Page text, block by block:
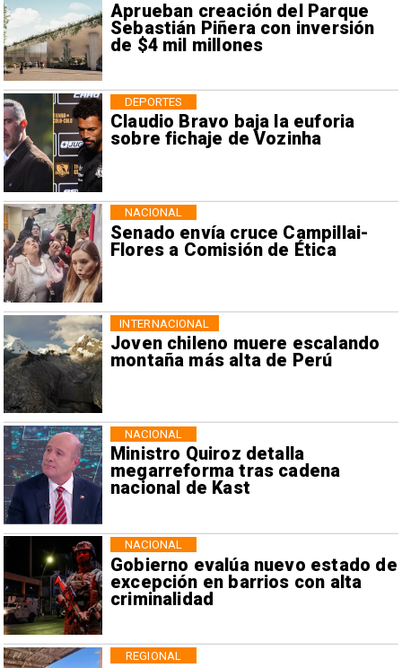
Aprueban creación del Parque
Sebastián Piñera con inversión
de $4 mil millones
Claudio Bravo baja la euforia
sobre fichaje de Vozinha
DEPORTES
Senado envía cruce Campillai-
Flores a Comisión de Ética
NACIONAL
Joven chileno muere escalando
montaña más alta de Perú
INTERNACIONAL
Ministro Quiroz detalla
megarreforma tras cadena
nacional de Kast
NACIONAL
Gobierno evalúa nuevo estado de
excepción en barrios con alta
criminalidad
NACIONAL
REGIONAL